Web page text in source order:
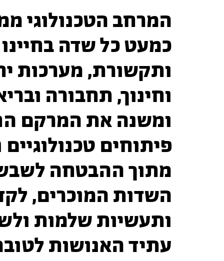
המרחב הטכנולוגי
כמעט כל שדה
ותקשורת, מערכות
וחינוך, תחבורה
ומשנה את המרקם
פיתוחים טכנולוגיים
מתוך ההבטחה
השדות המוכרים,
ותעשיות שלמות
עתיד האנושות